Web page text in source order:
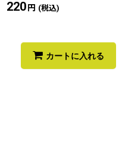
220円 (税込)
カートに入れる